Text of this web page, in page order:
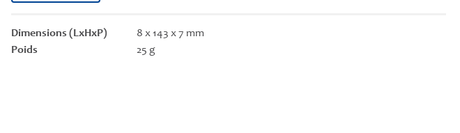
Dimensions (LxHxP)
8 x 143 x 7 mm
Poids
25 g